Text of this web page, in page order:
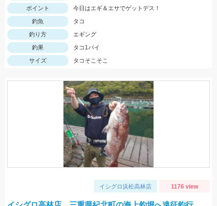
ポイント
今日はエギ＆エサでゲットデス！
釣魚
タコ
釣り方
エギング
釣果
タコ1パイ
サイズ
タコそこそこ
イシグロ浜松高林店 1176 view